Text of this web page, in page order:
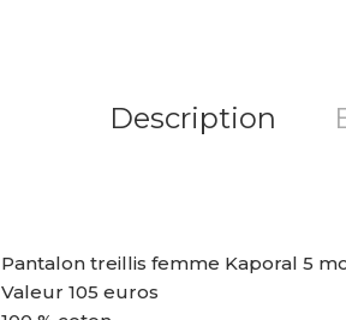
Description
Pantalon treillis femme Kaporal 5
Valeur 105 euros